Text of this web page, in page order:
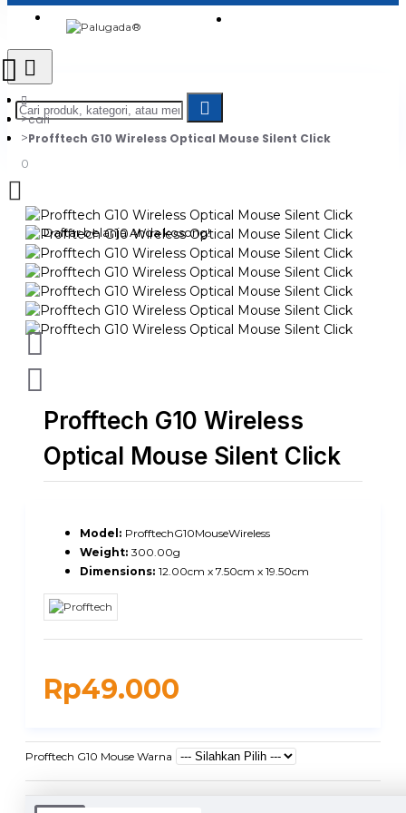
0
Daftar belanja Anda kosong!
cari
Profftech G10 Wireless Optical Mouse Silent Click
Profftech G10 Wireless
Optical Mouse Silent Click
Rp49.000
Model: ProfftechG10MouseWireless
Weight: 300.00g
Dimensions: 12.00cm x 7.50cm x 19.50cm
Profftech G10 Mouse Warna
DUKUNGAN PENGIRIMAN